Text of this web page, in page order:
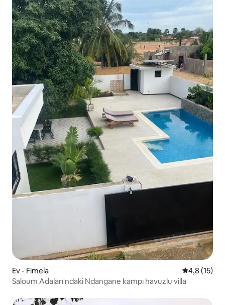
Ev - Fimela 54,8 (15)
Saloum Adaları'ndaki Ndangane kampı havuzlu villa